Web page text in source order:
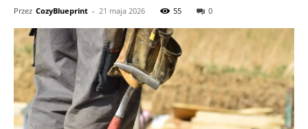
Przez CozyBlueprint - 21 maja 2026 55 0